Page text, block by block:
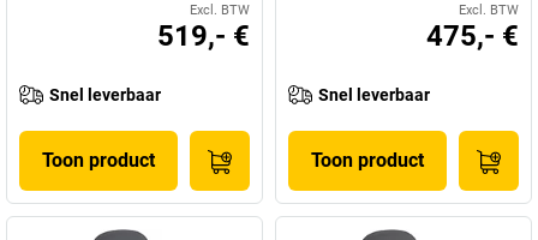
Excl. BTW
519,- €
Snel leverbaar
Toon product
Excl. BTW
475,- €
Snel leverbaar
Toon product